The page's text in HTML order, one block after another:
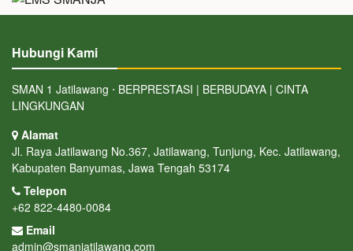
Hubungi Kami
SMAN 1 Jatilawang ⋅ BERPRESTASI | BERBUDAYA | CINTA
LINGKUNGAN
Alamat
Jl. Raya Jatilawang No.367, Jatilawang, Tunjung, Kec. Jatilawang,
Kabupaten Banyumas, Jawa Tengah 53174
Telepon
+62 822-4480-0084
Email
admin@smanjatilawang.com